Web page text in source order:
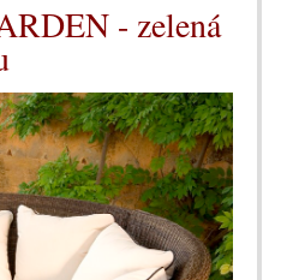
- zelená